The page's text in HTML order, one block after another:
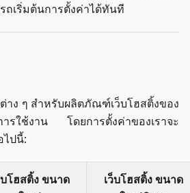
เริ่มต้นการตั้งค่าได้ทันที
าง ๆ สำหรับผลิตภัณฑ์เว็บโฮสติ้งของ
ใช้งาน โดยการตั้งค่าของเราจะ
ไปนี้:
บโฮสติ้ง ขนาด
เว็บโฮสติ้ง ขนาด